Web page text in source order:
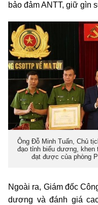
bảo đảm ANTT, giữ gìn
Ông Đỗ Minh Tuấn, Chủ
đạo tỉnh biểu dương,
đạt được của phòng
Ngoài ra, Giám đốc
dương và đánh giá